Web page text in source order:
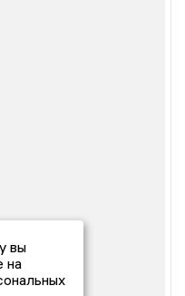
вы
на